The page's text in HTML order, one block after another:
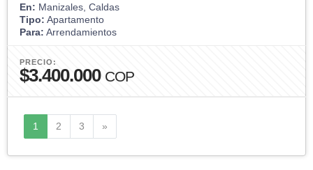
En: Manizales, Caldas
Tipo: Apartamento
Para: Arrendamientos
PRECIO:
$3.400.000 COP
1 2 3 »